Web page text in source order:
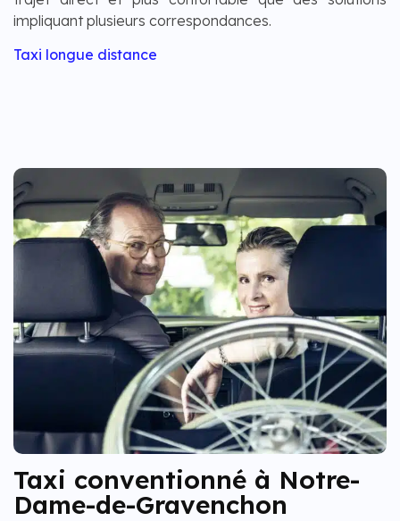
impliquant plusieurs correspondances.
Taxi longue distance
Taxi conventionné à Notre-
Dame-de-Gravenchon